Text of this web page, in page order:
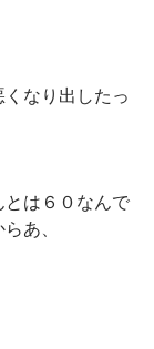
なり出したっ
とは６０なんで
あ、